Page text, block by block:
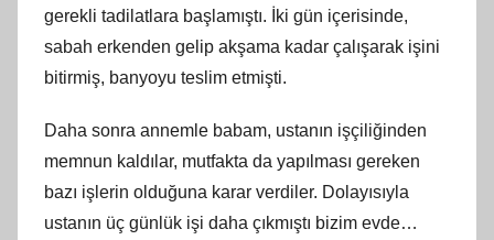
gerekli tadilatlara başlamıştı. İki gün içerisinde,
sabah erkenden gelip akşama kadar çalışarak işini
bitirmiş, banyoyu teslim etmişti.
Daha sonra annemle babam, ustanın işçiliğinden
memnun kaldılar, mutfakta da yapılması gereken
bazı işlerin olduğuna karar verdiler. Dolayısıyla
ustanın üç günlük işi daha çıkmıştı bizim evde…